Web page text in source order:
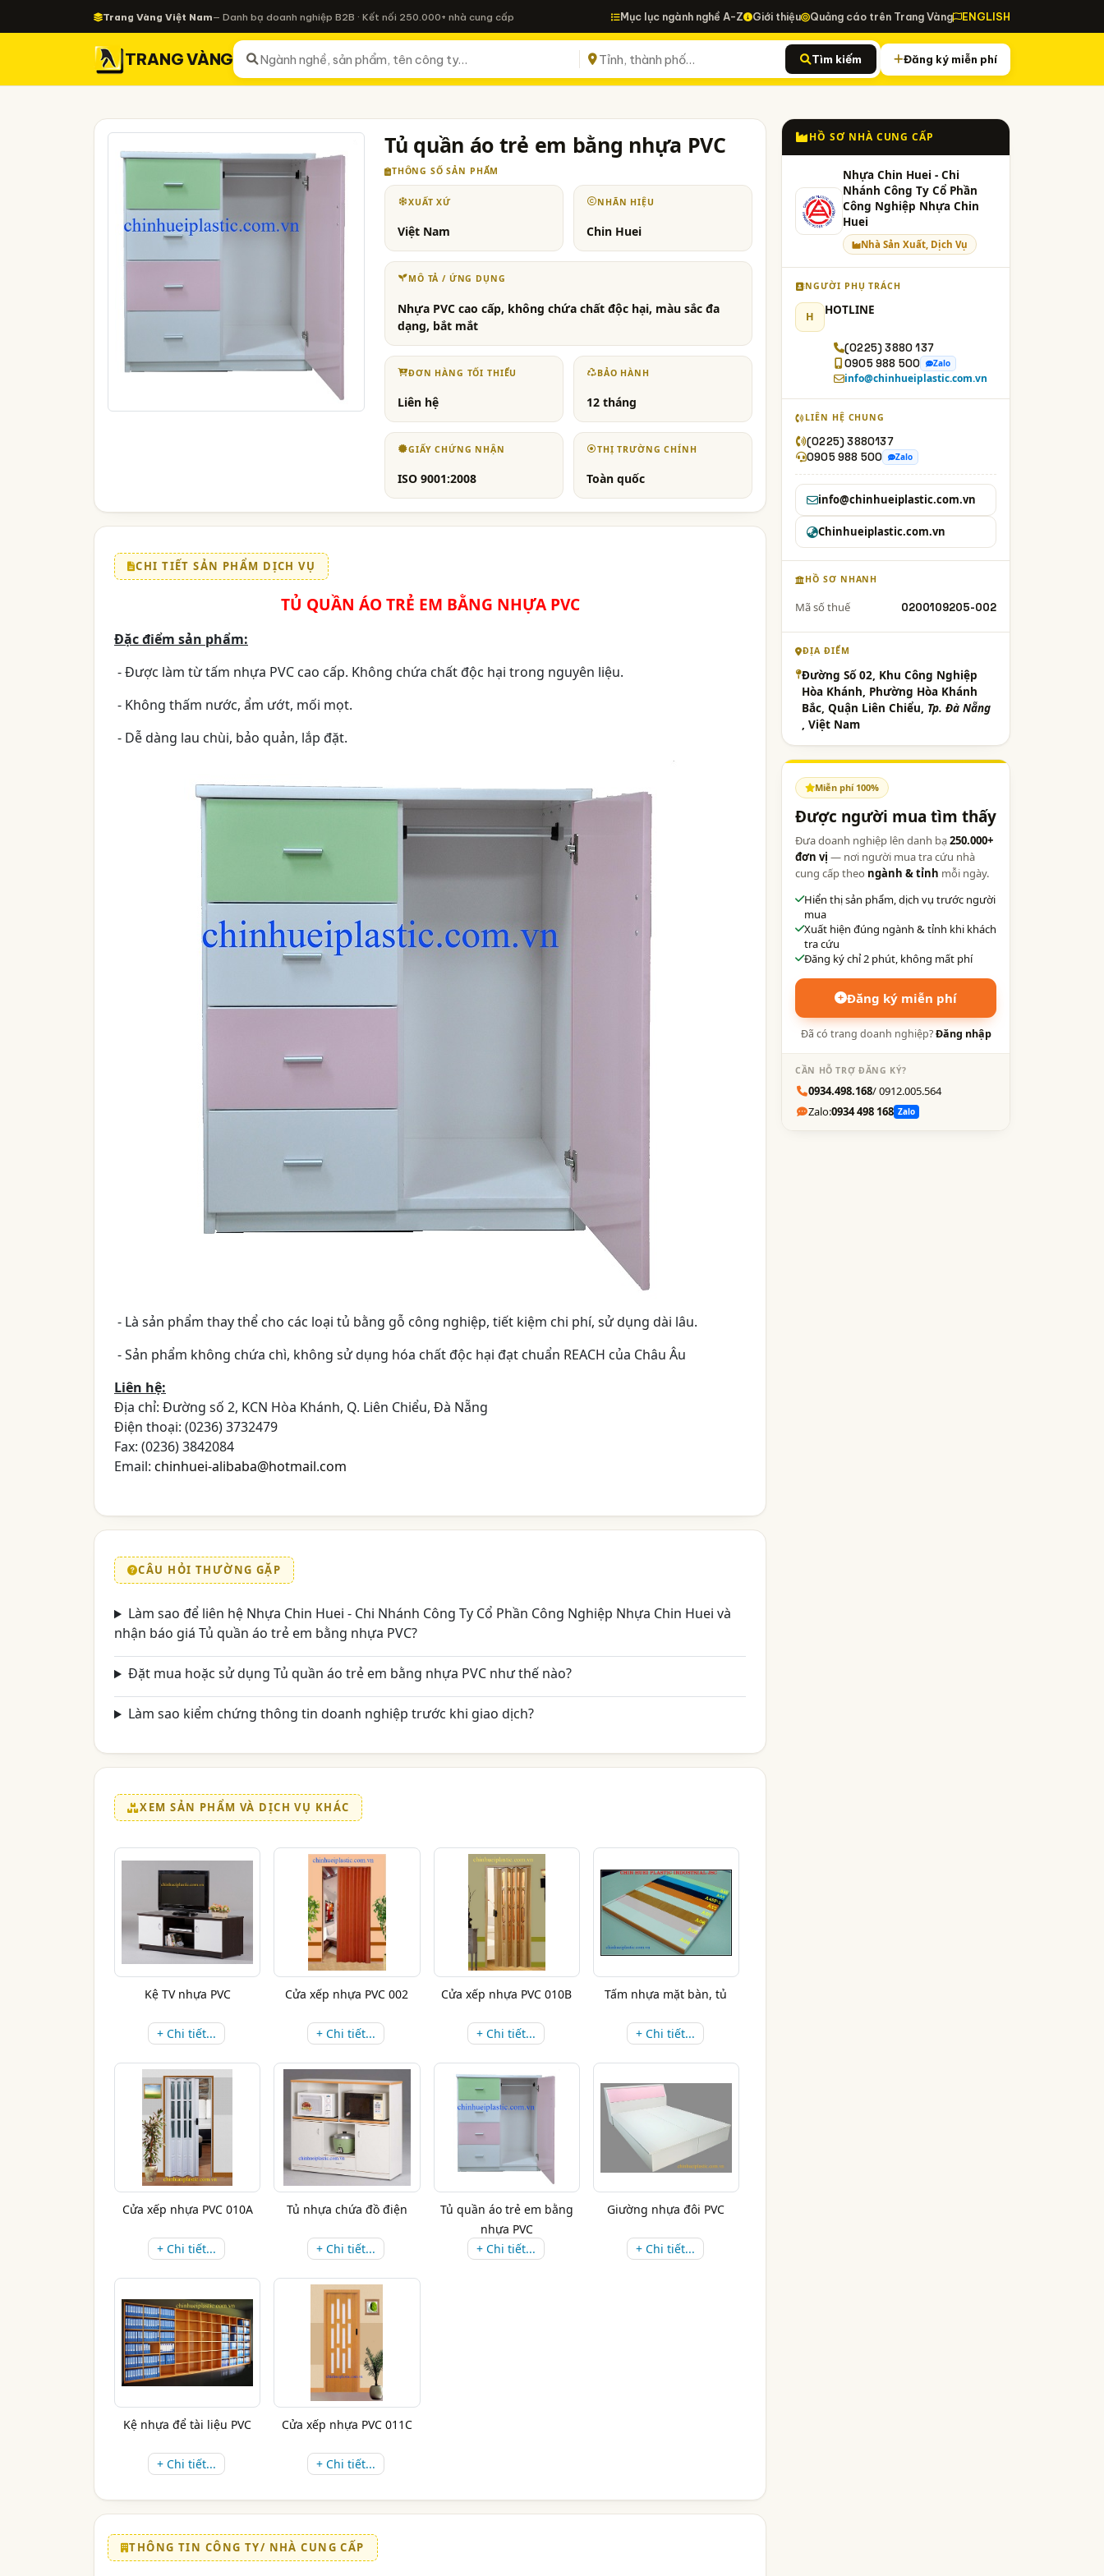
Trang Vàng Việt Nam— Danh bạ doanh nghiệp B2B · Kết nối 250.000+ nhà cung cấp Mục lục ngành nghề A-Z Giới thiệu Quảng cáo trên Trang Vàng ENGLISH
TRANG VÀNG Tìm kiếm Đăng ký miễn phí
Tủ quần áo trẻ em bằng nhựa PVC
THÔNG SỐ SẢN PHẨM
XUẤT XỨ
Việt Nam
NHÃN HIỆU
Chin Huei
MÔ TẢ / ỨNG DỤNG
Nhựa PVC cao cấp, không chứa chất độc hại, màu sắc đa
dạng, bắt mắt
ĐƠN HÀNG TỐI THIỂU
Liên hệ
BẢO HÀNH
12 tháng
GIẤY CHỨNG NHẬN
ISO 9001:2008
THỊ TRƯỜNG CHÍNH
Toàn quốc
CHI TIẾT SẢN PHẨM DỊCH VỤ
TỦ QUẦN ÁO TRẺ EM BẰNG NHỰA PVC
Đặc điểm sản phẩm:
- Được làm từ tấm nhựa PVC cao cấp. Không chứa chất độc hại trong nguyên liệu.
- Không thấm nước, ẩm ướt, mối mọt.
- Dễ dàng lau chùi, bảo quản, lắp đặt.
- Là sản phẩm thay thể cho các loại tủ bằng gỗ công nghiệp, tiết kiệm chi phí, sử dụng dài lâu.
-Sản phẩm không chứa chì, không sử dụng hóa chất độc hại đạt chuẩn REACH của Châu Âu
Liên hệ:
Địa chỉ: Đường số 2, KCN Hòa Khánh, Q. Liên Chiểu, Đà Nẵng
Điện thoại: (0236) 3732479
Fax: (0236) 3842084
Email: chinhuei-alibaba@hotmail.com
CÂU HỎI THƯỜNG GẶP
Làm sao để liên hệ Nhựa Chin Huei - Chi Nhánh Công Ty Cổ Phần Công Nghiệp Nhựa Chin Huei và
nhận báo giá Tủ quần áo trẻ em bằng nhựa PVC?
Đặt mua hoặc sử dụng Tủ quần áo trẻ em bằng nhựa PVC như thế nào?
Làm sao kiểm chứng thông tin doanh nghiệp trước khi giao dịch?
XEM SẢN PHẨM VÀ DỊCH VỤ KHÁC
Kệ TV nhựa PVC
+ Chi tiết...
Cửa xếp nhựa PVC 002
+ Chi tiết...
Cửa xếp nhựa PVC 010B
+ Chi tiết...
Tấm nhựa mặt bàn, tủ
+ Chi tiết...
Cửa xếp nhựa PVC 010A
+ Chi tiết...
Tủ nhựa chứa đồ điện
+ Chi tiết...
Tủ quần áo trẻ em bằng
nhựa PVC
+ Chi tiết...
Giường nhựa đôi PVC
+ Chi tiết...
Kệ nhựa để tài liệu PVC
+ Chi tiết...
Cửa xếp nhựa PVC 011C
+ Chi tiết...
THÔNG TIN CÔNG TY/ NHÀ CUNG CẤP
HỒ SƠ NHÀ CUNG CẤP
Nhựa Chin Huei - Chi
Nhánh Công Ty Cổ Phần
Công Nghiệp Nhựa Chin
Huei
Nhà Sản Xuất, Dịch Vụ
NGƯỜI PHỤ TRÁCH
H HOTLINE
(0225) 3880 137
0905 988 500
Zalo
info@chinhueiplastic.com.vn
LIÊN HỆ CHUNG
(0225) 3880137
0905 988 500
Zalo
info@chinhueiplastic.com.vn
Chinhueiplastic.com.vn
HỒ SƠ NHANH
Mã số thuế 0200109205-002
ĐỊA ĐIỂM
Đường Số 02, Khu Công Nghiệp
Hòa Khánh, Phường Hòa Khánh
Bắc, Quận Liên Chiểu, Tp. Đà Nẵng
, Việt Nam
Miễn phí 100%
Được người mua tìm thấy
Đưa doanh nghiệp lên danh bạ250.000+
đơn vị — nơi người mua tra cứu nhà
cung cấp theo ngành & tỉnh mỗi ngày.
Hiển thị sản phẩm, dịch vụ trước người
mua
Xuất hiện đúng ngành & tỉnh khi khách
tra cứu
Đăng ký chỉ 2 phút, không mất phí
Đăng ký miễn phí
Đã có trang doanh nghiệp?Đăng nhập
CẦN HỖ TRỢ ĐĂNG KÝ?
0934.498.168/ 0912.005.564
Zalo:0934 498 168 Zalo